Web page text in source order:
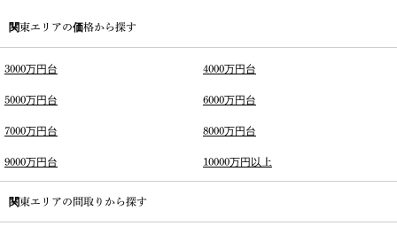
関東エリアの価格から探す
3000万円台 4000万円台
5000万円台 6000万円台
7000万円台 8000万円台
9000万円台 10000万円以上
関東エリアの間取りから探す